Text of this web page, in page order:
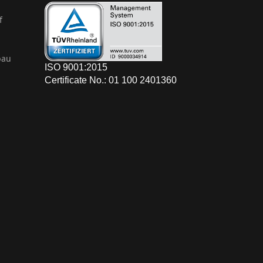
ISO 9001:2015
Certificate No.: 01 100 2401360